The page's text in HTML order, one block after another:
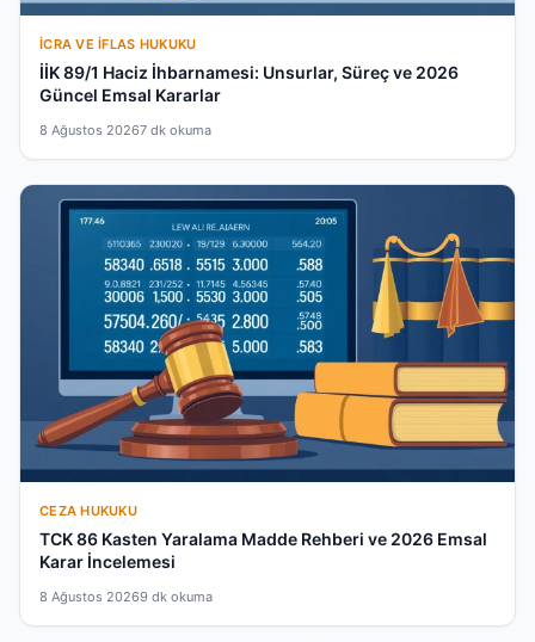
İCRA VE İFLAS HUKUKU
İİK 89/1 Haciz İhbarnamesi: Unsurlar, Süreç ve 2026
Güncel Emsal Kararlar
8 Ağustos 20267 dk okuma
CEZA HUKUKU
TCK 86 Kasten Yaralama Madde Rehberi ve 2026 Emsal
Karar İncelemesi
8 Ağustos 20269 dk okuma